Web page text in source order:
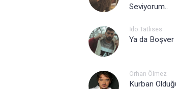
Seviyorum..
İdo Tatlıses
Ya da Boşver
Orhan Ölmez
Kurban